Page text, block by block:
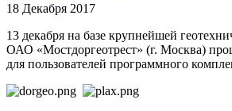
18 Декабря 2017
13 декабря на базе крупнейшей
ОАО «Мостдоргеотрест» (г. Москва)
для пользователей программного